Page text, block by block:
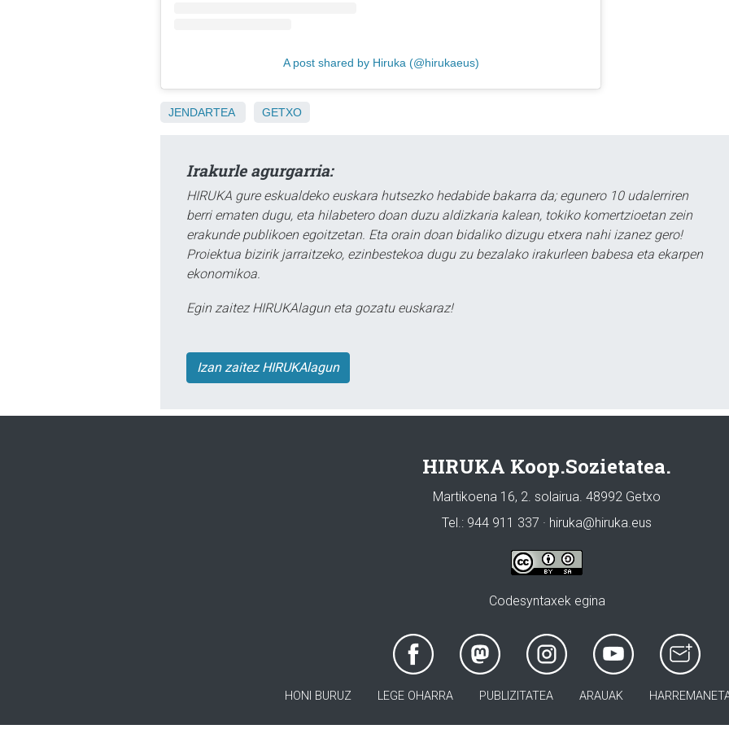
A post shared by Hiruka (@hirukaeus)
JENDARTEA GETXO
Irakurle agurgarria:
HIRUKA gure eskualdeko euskara hutsezko hedabide bakarra da; egunero 10 udalerriren
berri ematen dugu, eta hilabetero doan duzu aldizkaria kalean, tokiko komertzioetan zein
erakunde publikoen egoitzetan. Eta orain doan bidaliko dizugu etxera nahi izanez gero!
Proiektua bizirik jarraitzeko, ezinbestekoa dugu zu bezalako irakurleen babesa eta ekarpen
ekonomikoa.
Egin zaitez HIRUKAlagun eta gozatu euskaraz!
Izan zaitez HIRUKAlagun
HIRUKA Koop.Sozietatea.
Martikoena 16, 2. solairua. 48992 Getxo
Tel.: 944 911 337 · hiruka@hiruka.eus
Codesyntaxek egina
HONI BURUZ LEGE OHARRA PUBLIZITATEA ARAUAK